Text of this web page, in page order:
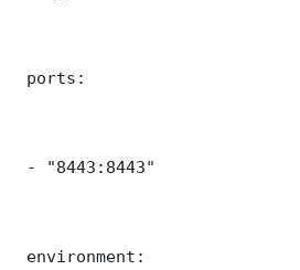
ports:
- "8443:8443"
environment: